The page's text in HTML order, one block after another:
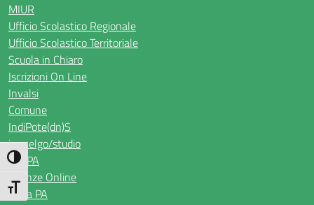
Attiva/disattiva alto contrasto
Attiva/disattiva dimensione testo
MIUR
Ufficio Scolastico Regionale
Ufficio Scolastico Territoriale
Scuola in Chiaro
Iscrizioni On Line
Invalsi
Comune
IndiPote(dn)S
io scelgo/studio
Noi PA
Istanze Online
Perla PA